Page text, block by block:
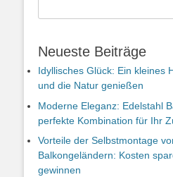
Neueste Beiträge
Idyllisches Glück: Ein kleines
und die Natur genießen
Moderne Eleganz: Edelstahl
perfekte Kombination für Ihr
Vorteile der Selbstmontage
Balkongeländern: Kosten
gewinnen